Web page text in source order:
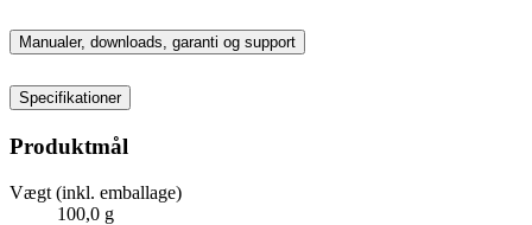
Manualer, downloads, garanti og support
Specifikationer
Produktmål
Vægt (inkl. emballage)
100,0 g